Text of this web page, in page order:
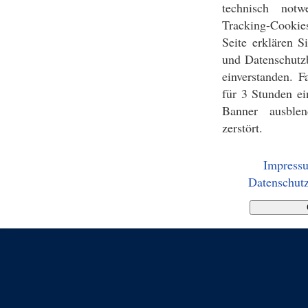
technisch
Tracking-
Seite erklären
und
einverstanden.
für 3 Stunden
Banner
zerstört.